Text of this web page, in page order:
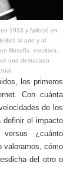
1933 y falleció en
al arte y al
filosofía, escritora,
una destacada
los primeros
Con cuánta
de los
definir el impacto
¿cuánto
cómo
del otro o